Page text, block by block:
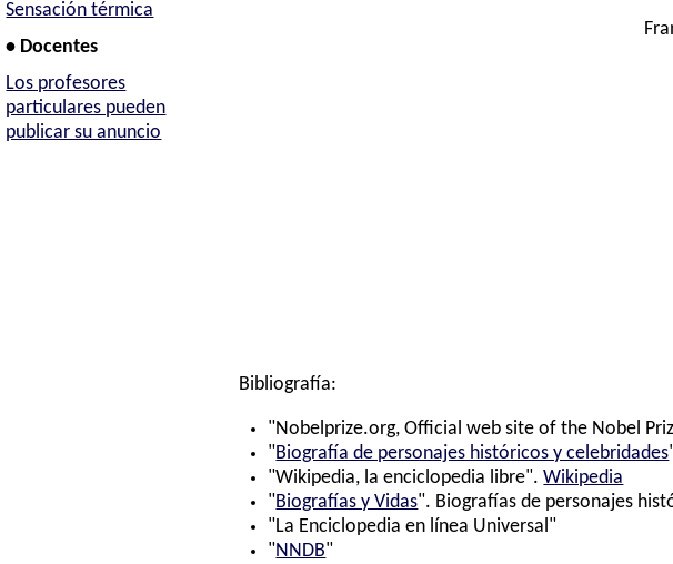
Sensación térmica
• Docentes
Los profesores
particulares pueden
publicar su anuncio
Bibliografía:
"Nobelprize.org, Official web site of the Nobel
"Biografía de personajes históricos y celebridades
"Wikipedia, la enciclopedia libre".Wikipedia
"Biografías y Vidas". Biografías de personajes
"La Enciclopedia en línea Universal"
"NNDB"